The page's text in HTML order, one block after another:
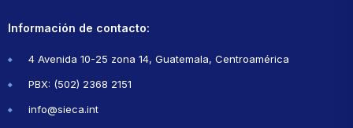
Información de contacto:
4 Avenida 10-25 zona 14, Guatemala, Centroamérica
PBX: (502) 2368 2151
info@sieca.int